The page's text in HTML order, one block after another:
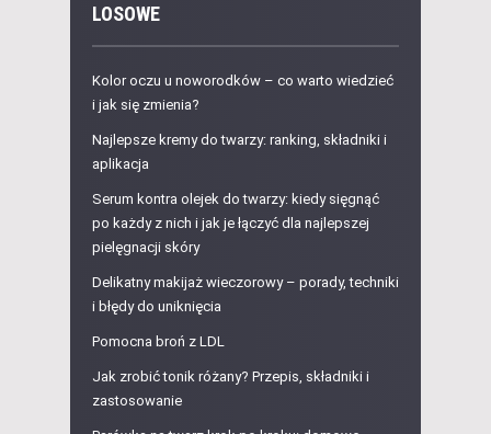
LOSOWE
Kolor oczu u noworodków – co warto wiedzieć
i jak się zmienia?
Najlepsze kremy do twarzy: ranking, składniki i
aplikacja
Serum kontra olejek do twarzy: kiedy sięgnąć
po każdy z nich i jak je łączyć dla najlepszej
pielęgnacji skóry
Delikatny makijaż wieczorowy – porady, techniki
i błędy do uniknięcia
Pomocna broń z LDL
Jak zrobić tonik różany? Przepis, składniki i
zastosowanie